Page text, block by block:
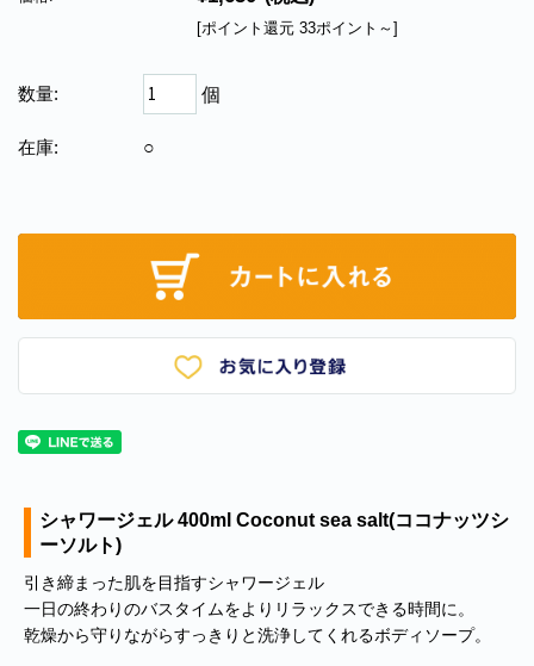
[ポイント還元 33ポイント～]
数量: 個
在庫: ○
シャワージェル 400ml Coconut sea salt(ココナッツシ
ーソルト)
引き締まった肌を目指すシャワージェル
一日の終わりのバスタイムをよりリラックスできる時間に。
乾燥から守りながらすっきりと洗浄してくれるボディソープ。